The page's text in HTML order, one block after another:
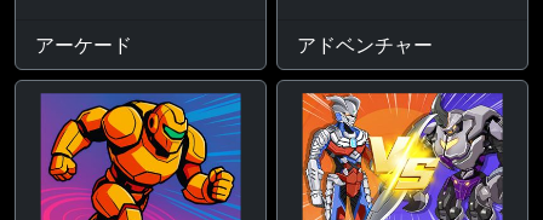
アーケード アドベンチャー